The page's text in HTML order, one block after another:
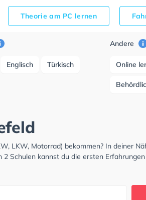
Theorie am PC lernen
Englisch Türkisch
Andere
Online
LKW, Motorrad) bekommen? In deiner
Schulen kannst du die ersten